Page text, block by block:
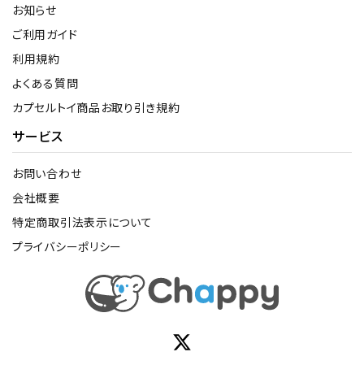
お知らせ
ご利用ガイド
利用規約
よくある質問
カプセルトイ商品お取り引き規約
サービス
お問い合わせ
会社概要
特定商取引法表示について
プライバシーポリシー